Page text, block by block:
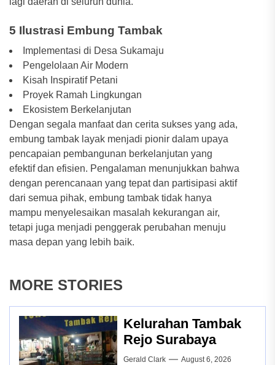
5 Ilustrasi Embung Tambak
Implementasi di Desa Sukamaju
Pengelolaan Air Modern
Kisah Inspiratif Petani
Proyek Ramah Lingkungan
Ekosistem Berkelanjutan
Dengan segala manfaat dan cerita sukses yang ada,
embung tambak layak menjadi pionir dalam upaya
pencapaian pembangunan berkelanjutan yang
efektif dan efisien. Pengalaman menunjukkan bahwa
dengan perencanaan yang tepat dan partisipasi aktif
dari semua pihak, embung tambak tidak hanya
mampu menyelesaikan masalah kekurangan air,
tetapi juga menjadi penggerak perubahan menuju
masa depan yang lebih baik.
MORE STORIES
Kelurahan Tambak
Rejo Surabaya
Gerald Clark August 6, 2026